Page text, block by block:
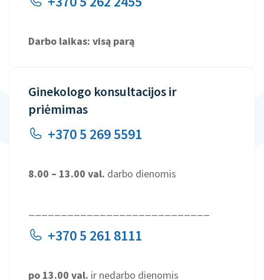
Darbo laikas: visą parą
Ginekologo konsultacijos ir
priėmimas
+370 5 269 5591
8.00 – 13.00 val. darbo dienomis
+370 5 261 8111
po 13.00 val. ir nedarbo dienomis